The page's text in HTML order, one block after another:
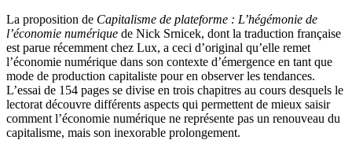
La proposition de Capitalisme de plateforme : L’hégémonie de
l’économie numérique de Nick Srnicek, dont la traduction française
est parue récemment chez Lux, a ceci d’original qu’elle remet
l’économie numérique dans son contexte d’émergence en tant que
mode de production capitaliste pour en observer les tendances.
L’essai de 154 pages se divise en trois chapitres au cours desquels le
lectorat découvre différents aspects qui permettent de mieux saisir
comment l’économie numérique ne représente pas un renouveau du
capitalisme, mais son inexorable prolongement.